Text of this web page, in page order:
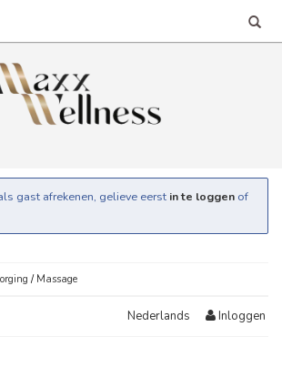
gast afrekenen, gelieve eerst in te loggen of
/ Massage
Nederlands Inloggen